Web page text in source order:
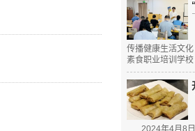
传播健康生活文
素食职业培训学校
2024年4月8日-